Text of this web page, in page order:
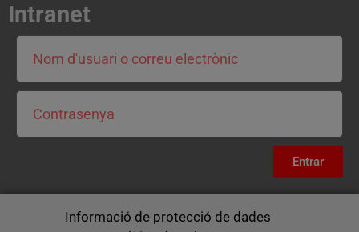
Intranet
Entrar
Informació de protecció de dades